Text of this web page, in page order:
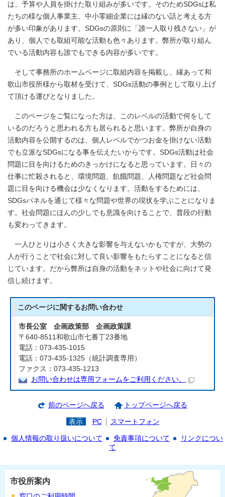
は、予算や人員を掛けた取り組みが多いです。そのためSDGsは私
たちの様な個人事業主、中小零細企業には縁のない話と考える方
が多い印象があります。SDGsの原則に「誰一人取り残さない」が
あり、個人でも取組可能な活動も色々あります。弊所が取り組ん
でいる活動内容も誰でもできる内容が多いです。
そして事務所のホームページに取組内容を掲載し、縁あって和
歌山市役所様から取材を受けて、SDGs活動の事例として取り上げ
て頂ける運びとなりました。
このページをご覧になった方は、このレベルの活動で何をして
いるのだろうと思われる方も居られると思います。弊所が自身の
活動内容を公開するのは、個人レベルでかつお金を掛けない活動
でも立派なSDGsになる事を伝えたいからです。SDGs活動は社会
問題に目を向けるためのきっかけになると思っています。日々の
仕事に忙殺されると、環境問題、飢餓問題、人権問題など社会問
題に目を向ける機会は少なくなります。活動をするためには、
SDGsパネルを通じて様々な問題や世界の現状を学ぶことになりま
す。社会問題にほんの少しでも意識を向けることで、普段の行動
も変わってきます。
一人ひとりは小さく大きな影響を与えないかもですが、大勢の
人が行うことで社会に対して良い影響をもたらすことになると信
じています。だから弊所は自身の活動をネットや社会に向けて発
信し続けます。
このページに関するお問い合わせ
市長公室 企画政策部 企画政策課
〒640-8511和歌山市七番丁23番地
電話：073-435-1015
電話：073-435-1325（統計調査専用）
ファクス：073-435-1213
お問い合わせは専用フォームをご利用ください。
前のページへ戻る トップページへ戻る
表示 PC スマートフォン
個人情報の取り扱いについて 免責事項について
リンクについ
て
市役所案内